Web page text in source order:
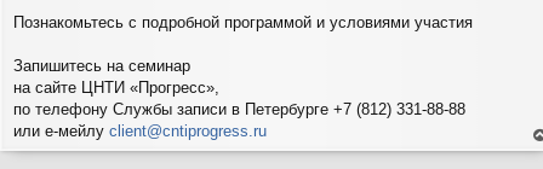
Познакомьтесь с подробной программой и условиями участия
Запишитесь на семинар
на сайте ЦНТИ «Прогресс»,
по телефону Службы записи в Петербурге +7 (812) 331-88-88
или е-мейлу client@cntiprogress.ru